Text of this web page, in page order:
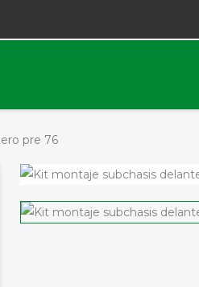
pre 76